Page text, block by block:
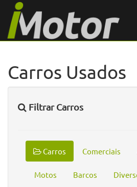
Carros Usados
Filtrar Carros
Carros Comerciais
Motos Barcos